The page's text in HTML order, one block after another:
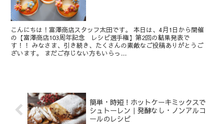
こんにちは！富澤商店スタッフ太田です。 本日は、4月1日から開催
の【富澤商店103周年記念 レシピ選手権】第2回の結果発表で
す！！ みなさま、引き続き、たくさんの素敵なご投稿ありがとうご
ざいます。 まだご存じない方もいらっ...
簡単・時短！ホットケーキミックスで
シュトーレン｜発酵なし・ノンアルコ
ールのレシピ